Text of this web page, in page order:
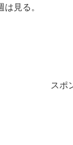
見る。
スポ